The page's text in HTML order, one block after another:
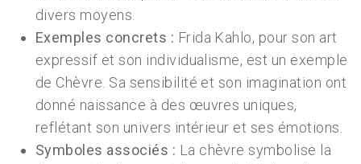
divers moyens.
Exemples concrets : Frida Kahlo, pour son art
expressif et son individualisme, est un exemple
de Chèvre. Sa sensibilité et son imagination ont
donné naissance à des œuvres uniques,
reflétant son univers intérieur et ses émotions.
Symboles associés : La chèvre symbolise la